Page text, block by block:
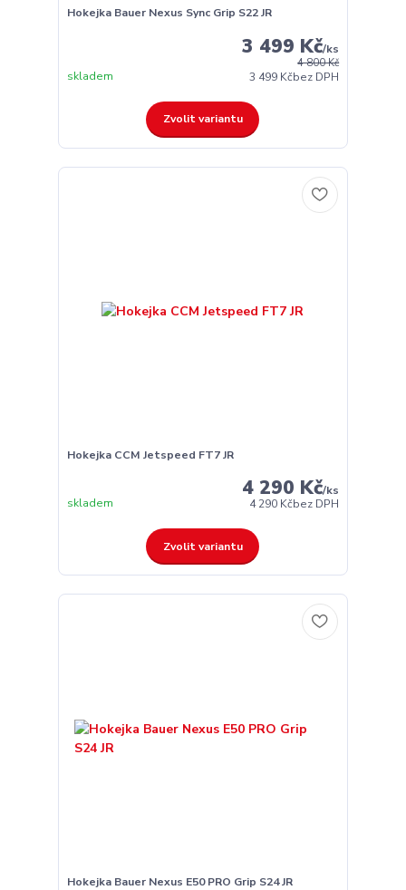
Hokejka Bauer Nexus Sync Grip S22 JR
4 800 Kč
3 499 Kč/ks
3 499 Kčbez DPH
skladem
Zvolit variantu
Hokejka CCM Jetspeed FT7 JR
4 290 Kč/ks
4 290 Kčbez DPH
skladem
Zvolit variantu
Hokejka Bauer Nexus E50 PRO Grip S24 JR